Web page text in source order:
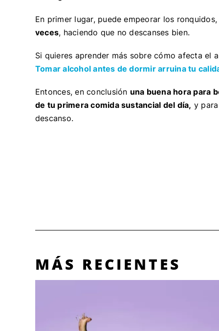
En primer lugar, puede empeorar los
veces, haciendo que no descanses bien.
Si quieres aprender más sobre cómo afecta el
Tomar alcohol antes de dormir arruina tu
Entonces, en conclusión una buena hora para
de tu primera comida sustancial del día, y
descanso.
MÁS RECIENTES